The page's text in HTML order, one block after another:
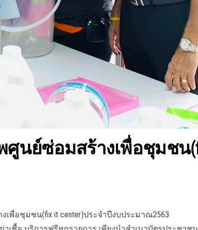
นย์ซ่อมสร้างเพื่อชุมชน
อชุมชน(fix it center)ประจำปีงบประมาณ2563